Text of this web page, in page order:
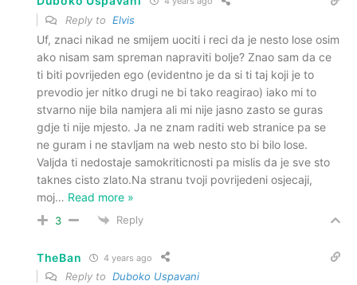
Reply to Elvis
Uf, znaci nikad ne smijem uociti i reci da je nesto lose osim
ako nisam sam spreman napraviti bolje? Znao sam da ce
ti biti povrijeden ego (evidentno je da si ti taj koji je to
prevodio jer nitko drugi ne bi tako reagirao) iako mi to
stvarno nije bila namjera ali mi nije jasno zasto se guras
gdje ti nije mjesto. Ja ne znam raditi web stranice pa se
ne guram i ne stavljam na web nesto sto bi bilo lose.
Valjda ti nedostaje samokriticnosti pa mislis da je sve sto
taknes cisto zlato.Na stranu tvoji povrijedeni osjecaji,
moj… Read more »
3 Reply
TheBan 4 years ago
Reply to Duboko Uspavani